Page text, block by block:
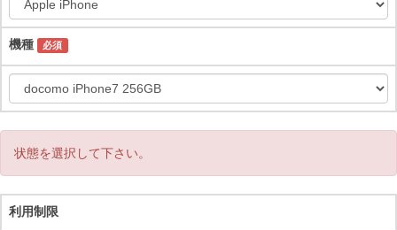
機種 必須
状態を選択して下さい。
利用制限